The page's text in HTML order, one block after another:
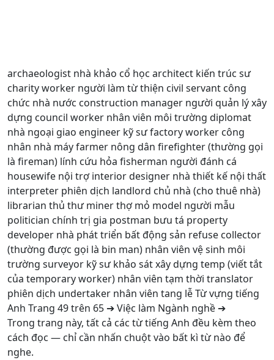
archaeologist nhà khảo cổ học architect kiến trúc sư
charity worker người làm từ thiện civil servant công
chức nhà nước construction manager người quản lý xây
dựng council worker nhân viên môi trường diplomat
nhà ngoại giao engineer kỹ sư factory worker công
nhân nhà máy farmer nông dân firefighter (thường gọi
là fireman) lính cứu hỏa fisherman người đánh cá
housewife nội trợ interior designer nhà thiết kế nội thất
interpreter phiên dịch landlord chủ nhà (cho thuê nhà)
librarian thủ thư miner thợ mỏ model người mẫu
politician chính trị gia postman bưu tá property
developer nhà phát triển bất động sản refuse collector
(thường được gọi là bin man) nhân viên vệ sinh môi
trường surveyor kỹ sư khảo sát xây dựng temp (viết tắt
của temporary worker) nhân viên tạm thời translator
phiên dịch undertaker nhân viên tang lễ Từ vựng tiếng
Anh Trang 49 trên 65 ➔ Việc làm Ngành nghề ➔
Trong trang này, tất cả các từ tiếng Anh đều kèm theo
cách đọc — chỉ cần nhấn chuột vào bất kì từ nào để
nghe.